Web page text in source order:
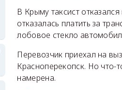
В Крыму таксист
отказалась платить за
лобовое стекло
Перевозчик приехал на
Красноперекопск. Но что-
намерена.